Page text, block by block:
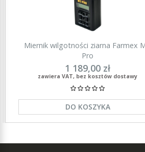
Miernik wilgotności ziarna Farmex
Pro
1 189,00 zł
zawiera VAT, bez kosztów dostawy
DO KOSZYKA